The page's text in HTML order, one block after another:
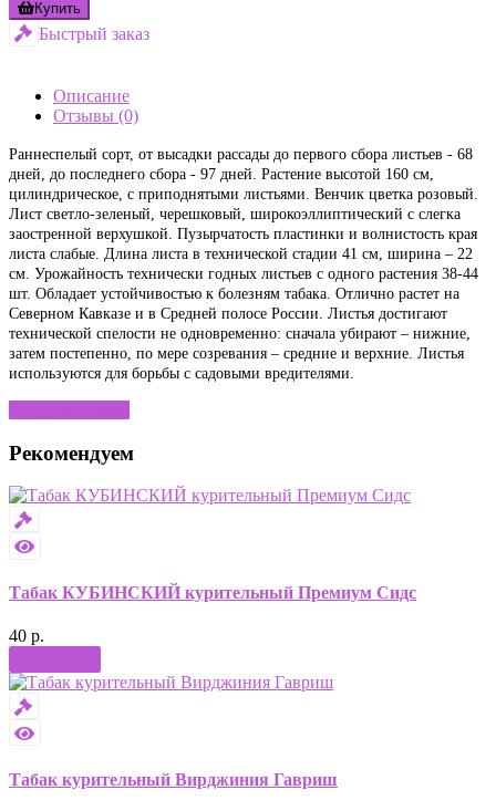
Купить
Быстрый заказ
Описание
Отзывы (0)
Раннеспелый сорт, от высадки рассады до первого сбора листьев - 68
дней, до последнего сбора - 97 дней. Растение высотой 160 см,
цилиндрическое, с приподнятыми листьями. Венчик цветка розовый.
Лист светло-зеленый, черешковый, широкоэллиптический с слегка
заостренной верхушкой. Пузырчатость пластинки и волнистость края
листа слабые. Длина листа в технической стадии 41 см, ширина – 22
см. Урожайность технически годных листьев с одного растения 38-44
шт. Обладает устойчивостью к болезням табака. Отлично растет на
Северном Кавказе и в Средней полосе России. Листья достигают
технической спелости не одновременно: сначала убирают – нижние,
затем постепенно, по мере созревания – средние и верхние. Листья
используются для борьбы с садовыми вредителями.
Рекомендуем
Табак КУБИНСКИЙ курительный Премиум Сидс
40 р.
Табак курительный Вирджиния Гавриш